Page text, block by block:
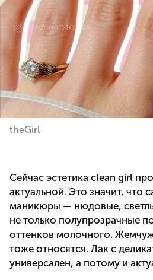
theGirl
Сейчас эстетика clean girl
актуальной. Это значит, что
маникюры — нюдовые,
не только полупрозрачные
оттенков молочного.
тоже относятся. Лак с
универсален, а потому и